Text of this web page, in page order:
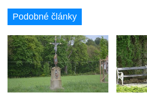
Podobné články